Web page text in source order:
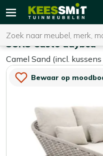
Kees
Zoeken
U heeft geen
15%
SUNS Casto daybed
Camel Sand (incl.
Bewaar op